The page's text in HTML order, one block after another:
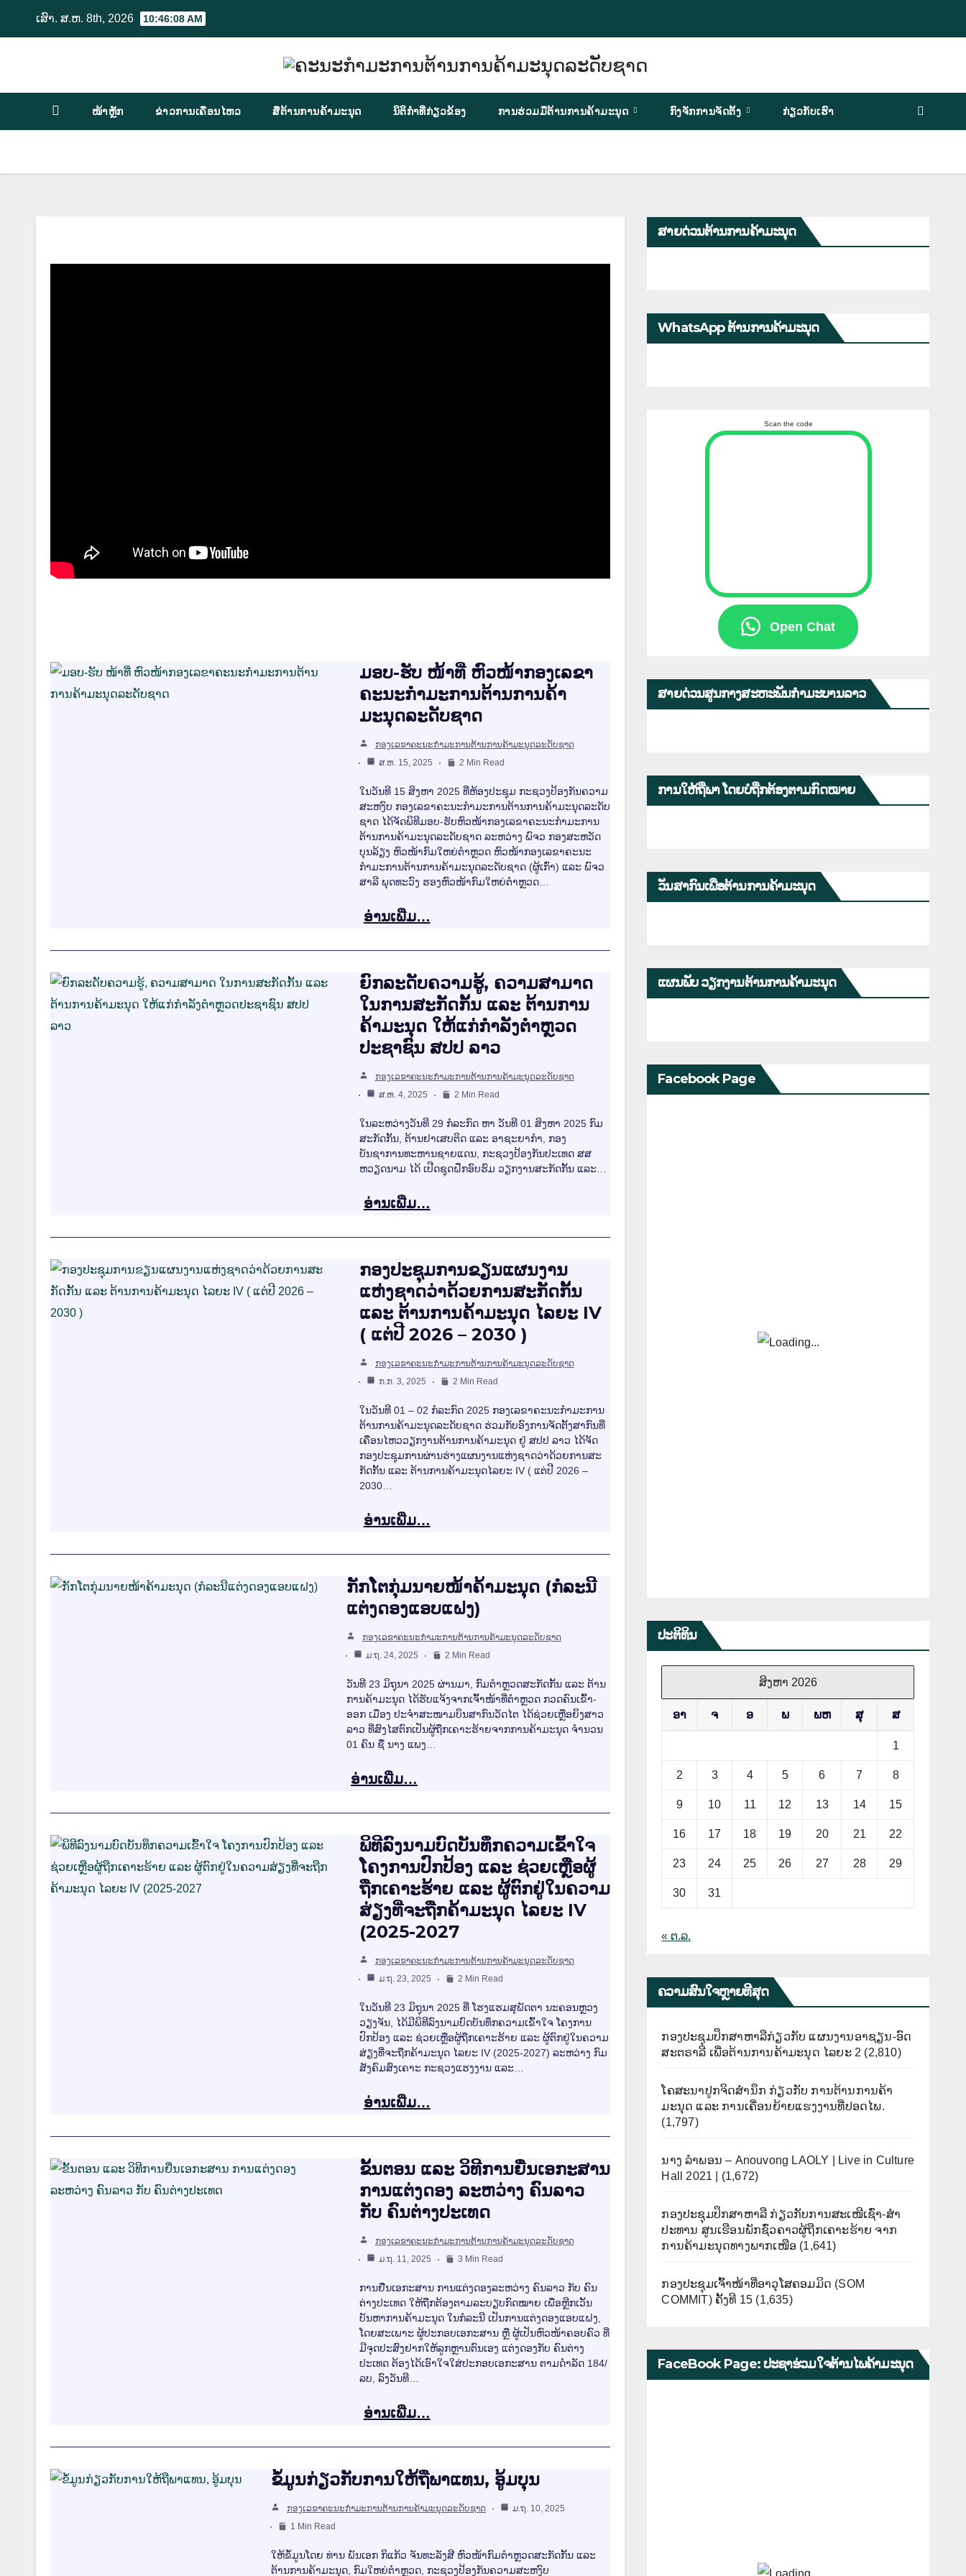
ເສົາ. ສ.ຫ. 8th, 2026 10:46:09 AM
ໜ້າຫຼັກ ຂ່າວການເຄື່ອນໄຫວ ສື່ຕ້ານການຄ້າມະນຸດ ນິຕິກຳທີ່ກ່ຽວຂ້ອງ ການຮ່ວມມືຕ້ານການຄ້າມະນຸດ ກົງຈັກການຈັດຕັ້ງ ກ່ຽວກັບເຮົາ
ມອບ-ຮັບ ໜ້າທີ່ ຫົວໜ້າກອງເລຂາ
ຄະນະກຳມະການຕ້ານການຄ້າ
ມະນຸດລະດັບຊາດ
ກອງເລຂາຄະນະກຳມະການຕ້ານການຄ້າມະນຸດລະດັບຊາດ
ສ.ຫ. 15, 2025
2 Min Read
ໃນວັນທີ 15 ສິງຫາ 2025 ທີ່ຫ້ອງປະຊຸມ ກະຊວງປ້ອງກັນຄວາມ
ສະຫງົບ ກອງເລຂາຄະນະກຳມະການຕ້ານການຄ້າມະນຸດລະດັບ
ຊາດ ໄດ້ຈັດພິທີມອບ-ຮັບຫົວໜ້າກອງເລຂາຄະນະກຳມະການ
ຕ້ານການຄ້າມະນຸດລະດັບຊາດ ລະຫວ່າງ ພົຈວ ກອງສະຫວັດ
ບຸນລ້ຽງ ຫົວໜ້າກົມໃຫຍ່ຕໍາຫຼວດ ຫົວໜ້າກອງເລຂາຄະນະ
ກຳມະການຕ້ານການຄ້າມະນຸດລະດັບຊາດ (ຜູ້ເກົ່າ) ແລະ ພົຈວ
ສາລີ ພຸດທະວົງ ຮອງຫົວໜ້າກົມໃຫຍ່ຕຳຫຼວດ…
ອ່ານເພີ່ມ…
ຍົກລະດັບຄວາມຮູ້, ຄວາມສາມາດ
ໃນການສະກັດກັ້ນ ແລະ ຕ້ານການ
ຄ້າມະນຸດ ໃຫ້ແກ່ກຳລັງຕຳຫຼວດ
ປະຊາຊົນ ສປປ ລາວ
ກອງເລຂາຄະນະກຳມະການຕ້ານການຄ້າມະນຸດລະດັບຊາດ
ສ.ຫ. 4, 2025
2 Min Read
ໃນລະຫວ່າງວັນທີ 29 ກໍລະກົດ ຫາ ວັນທີ 01 ສິງຫາ 2025 ກົມ
ສະກັດກັ້ນ, ຕ້ານຢາເສບຕິດ ແລະ ອາຊະຍາກຳ, ກອງ
ບັນຊາການທະຫານຊາຍແດນ, ກະຊວງປ້ອງກັນປະເທດ ສສ
ຫວຽດນາມ ໄດ້ ເປີດຊຸດຝຶກອົບຮົມ ວຽກງານສະກັດກັ້ນ ແລະ…
ອ່ານເພີ່ມ…
ກອງປະຊຸມການຂຽນແຜນງານ
ແຫ່ງຊາດວ່າດ້ວຍການສະກັດກັ້ນ
ແລະ ຕ້ານການຄ້າມະນຸດ ໄລຍະ IV
( ແຕ່ປີ 2026 – 2030 )
ກອງເລຂາຄະນະກຳມະການຕ້ານການຄ້າມະນຸດລະດັບຊາດ
ກ.ກ. 3, 2025
2 Min Read
ໃນວັນທີ 01 – 02 ກໍລະກົດ 2025 ກອງເລຂາຄະນະກໍາມະການ
ຕ້ານການຄ້າມະນຸດລະດັບຊາດ ຮ່ວມກັບອົງການຈັດຕັ້ງສາກົນທີ່
ເຄື່ອນໄຫວວຽກງານຕ້ານການຄ້າມະນຸດ ຢູ່ ສປປ ລາວ ໄດ້ຈັດ
ກອງປະຊຸມການຜ່ານຮ່າງແຜນງານແຫ່ງຊາດວ່າດ້ວຍການສະ
ກັດກັ້ນ ແລະ ຕ້ານການຄ້າມະນຸດໄລຍະ IV ( ແຕ່ປີ 2026 –
2030…
ອ່ານເພີ່ມ…
ກັກໂຕກຸ່ມນາຍໜ້າຄ້າມະນຸດ (ກໍລະນີ
ແຕ່ງດອງແອບແຝງ)
ກອງເລຂາຄະນະກຳມະການຕ້ານການຄ້າມະນຸດລະດັບຊາດ
ມ.ຖ. 24, 2025
2 Min Read
ວັນທີ 23 ມິຖຸນາ 2025 ຜ່ານມາ, ກົມຕໍາຫຼວດສະກັດກັ້ນ ແລະ ຕ້ານ
ການຄ້າມະນຸດ ໄດ້ຮັບແຈ້ງຈາກເຈົ້າໜ້າທີ່ຕໍາຫຼວດ ກວດຄົນເຂົ້າ-
ອອກ ເມືອງ ປະຈຳສະໜາມບິນສາກົນວັດໄຕ ໄດ້ຊ່ວຍເຫຼືອຍິງສາວ
ລາວ ທີ່ສົງໄສຕົກເປັນຜູ້ຖືກເຄາະຮ້າຍຈາກການຄ້າມະນຸດ ຈຳນວນ
01 ຄົນ ຊື່ ນາງ ແພງ…
ອ່ານເພີ່ມ…
ພິທີລົງນາມບົດບັນທຶກຄວາມເຂົ້າໃຈ
ໂຄງການປົກປ້ອງ ແລະ ຊ່ວຍເຫຼືອຜູ້
ຖືກເຄາະຮ້າຍ ແລະ ຜູ້ຕົກຢູ່ໃນຄວາມ
ສ່ຽງທີ່ຈະຖືກຄ້າມະນຸດ ໄລຍະ IV
(2025-2027
ກອງເລຂາຄະນະກຳມະການຕ້ານການຄ້າມະນຸດລະດັບຊາດ
ມ.ຖ. 23, 2025
2 Min Read
ໃນວັນທີ 23 ມິຖຸນາ 2025 ທີ່ ໂຮງແຮມສຸພັດຕາ ນະຄອນຫຼວງ
ວຽງຈັນ, ໄດ້ມີພິທີລົງນາມບົດບັນທຶກຄວາມເຂົ້າໃຈ ໂຄງການ
ປົກປ້ອງ ແລະ ຊ່ວຍເຫຼືອຜູ້ຖືກເຄາະຮ້າຍ ແລະ ຜູ້ຕົກຢູ່ໃນຄວາມ
ສ່ຽງທີ່ຈະຖືກຄ້າມະນຸດ ໄລຍະ IV (2025-2027) ລະຫວ່າງ ກົມ
ສັງຄົມສົງເຄາະ ກະຊວງແຮງງານ ແລະ…
ອ່ານເພີ່ມ…
ຂັ້ນຕອນ ແລະ ວິທີການຍື່ນເອກະສານ
ການແຕ່ງດອງ ລະຫວ່າງ ຄົນລາວ
ກັບ ຄົນຕ່າງປະເທດ
ກອງເລຂາຄະນະກຳມະການຕ້ານການຄ້າມະນຸດລະດັບຊາດ
ມ.ຖ. 11, 2025
3 Min Read
ການຢື່ນເອກະສານ ການແຕ່ງດອງລະຫວ່າງ ຄົນລາວ ກັບ ຄົນ
ຕ່າງປະເທດ ໃຫ້ຖືກຕ້ອງຕາມລະບຽບກົດໝາຍ ເພື່ອຫຼີກເວັ້ນ
ບັນຫາການຄ້າມະນຸດ ໃນກໍລະນີ ເປັນການແຕ່ງດອງແອບແຝງ,
ໂດຍສະເພາະ ຜູ້ປະກອບເອກະສານ ຫຼື ຜູ້ເປັນຫົວໜ້າຄອບຄົວ ທີ່
ມີຈຸດປະສົງຢາກໃຫ້ລູກຫຼານຕົນເອງ ແຕ່ງດອງກັບ ຄົນຕ່າງ
ປະເທດ ຕ້ອງໄດ້ເອົາໃຈໃສ່ປະກອບເອກະສານ ຕາມດໍາລັດ 184/
ລບ, ລົງວັນທີ…
ອ່ານເພີ່ມ…
ຂໍ້ມູນກ່ຽວກັບການໃຫ້ຖືພາແທນ, ອູ້ມບຸນ
ກອງເລຂາຄະນະກຳມະການຕ້ານການຄ້າມະນຸດລະດັບຊາດ
ມ.ຖ. 10, 2025
1 Min Read
ໃຫ້ຂໍ້ມູນໂດຍ ທ່ານ ພັນເອກ ກິແກ້ວ ຈັນທະລັງສີ ຫົວໜ້າກົມຕຳຫຼວດສະກັດກັ້ນ ແລະ
ຕ້ານການຄ້າມະນຸດ, ກົມໃຫຍ່ຕຳຫຼວດ, ກະຊວງປ້ອງກັນຄວາມສະຫງົບ
ສາຍດ່ວນຕ້ານການຄ້າມະນຸດ
WhatsApp ຕ້ານການຄ້າມະນຸດ
Scan the code
Open Chat
ສາຍດ່ວນສູນກາງສະຫະພັນກຳມະບານລາວ
ການໃຫ້ຖືພາ ໂດຍບໍ່ຖືກຕ້ອງຕາມກົດໝາຍ
ວັນສາກົນເພື່ອຕ້ານການຄ້າມະນຸດ
ແຜນພັບ ວຽກງານຕ້ານການຄ້າມະນຸດ
Facebook Page
ປະຕິທິນ
ສິງຫາ 2026
ອາ ຈ ອ ພ ພຫ ສຸ ສ
1
2 3 4 5 6 7 8
9 10 11 12 13 14 15
16 17 18 19 20 21 22
23 24 25 26 27 28 29
30 31
« ຕ.ລ.
ຄວາມສົນໃຈຫຼາຍທີີສຸດ
ກອງປະຊຸມປຶກສາຫາລືກ່ຽວກັບ ແຜນງານອາຊຽນ-ອົດ
ສະຕຣາລີ ເພື່ອຕ້ານການຄ້າມະນຸດ ໄລຍະ 2 (2,810)
ໂຄສະນາປູກຈິດສຳນຶກ ກ່ຽວກັບ ການຕ້ານການຄ້າ
ມະນຸດ ແລະ ການເຄື່ອນຍ້າຍແຮງງານທີ່ປອດໄພ.
(1,797)
ນາງ ລຳພອນ – Anouvong LAOLY | Live in Culture
Hall 2021 |
(1,672)
ກອງປະຊຸມປຶກສາຫາລື ກ່ຽວກັບການສະເໜີເຊົ່າ-ສໍາ
ປະທານ ສູນເຮືອນພັກຊົ່ວຄາວຜູ້ຖືກເຄາະຮ້າຍ ຈາກ
ການຄ້າມະນຸດທາງພາກເໜືອ (1,641)
ກອງປະຊຸມເຈົ້າໜ້າທີ່ອາວຸໂສຄອມມິດ (SOM
COMMIT) ຄັ້ງທີ 15 (1,635)
FaceBook Page: ປະຊາຮ່ວມໃຈຕ້ານໄພຄ້າມະນຸດ